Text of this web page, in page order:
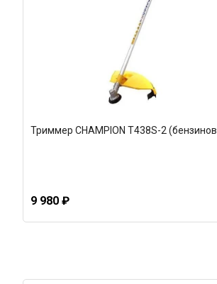
Триммер CHAMPION T438S-2
9 980 ₽